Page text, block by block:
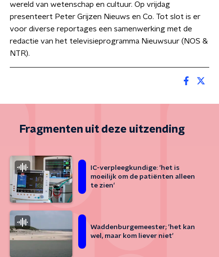
wereld van wetenschap en cultuur. Op vrijdag
presenteert Peter Grijzen Nieuws en Co. Tot slot is er
voor diverse reportages een samenwerking met de
redactie van het televisieprogramma Nieuwsuur (NOS &
NTR).
Fragmenten uit deze uitzending
IC-verpleegkundige: 'het is
moeilijk om de patiënten alleen
te zien'
Waddenburgemeester; 'het kan
wel, maar kom liever niet'